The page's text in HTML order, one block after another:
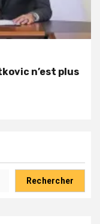
n’est plus
Rechercher